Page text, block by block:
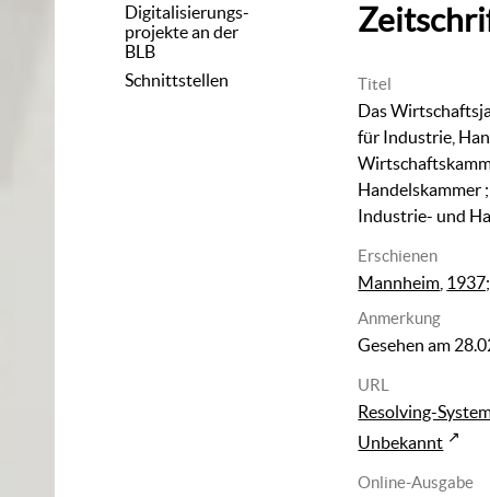
Digitalisierungs-
projekte an der
BLB
Schnittstellen
Titel
Das
für Industrie,
Handelskammer
Industrie- und
Erschienen
Mannheim
Anmerkung
Gesehen am
URL
Resolving-
Unbekannt
Online-Ausgabe